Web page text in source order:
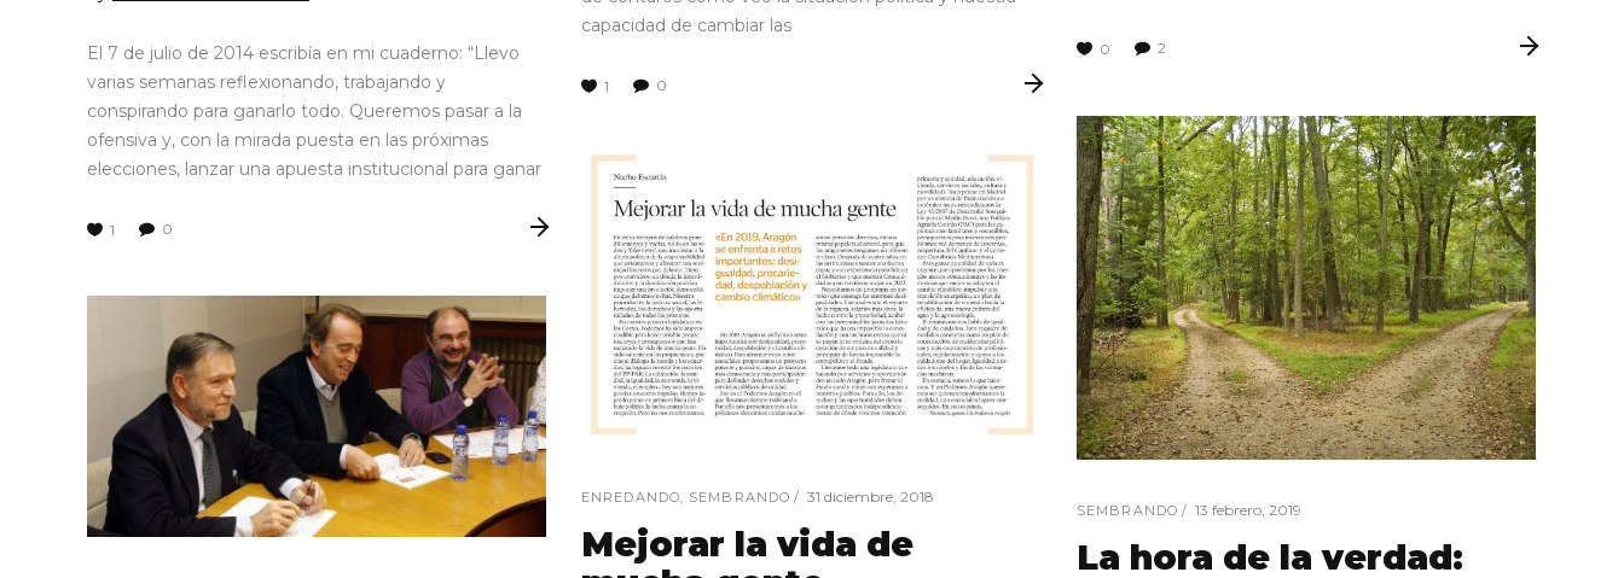
El 7 de julio de 2014 escribía en mi cuaderno: “Llevo
varias semanas reflexionando, trabajando y
conspirando para ganarlo todo. Queremos pasar a la
ofensiva y, con la mirada puesta en las próximas
elecciones, lanzar una apuesta institucional para ganar
1 0
capacidad de cambiar las
1 0
0 2
SEMBRANDO 13 febrero, 2019
La hora de la verdad:
ENREDANDO, SEMBRANDO 31 diciembre, 2018
Mejorar la vida de